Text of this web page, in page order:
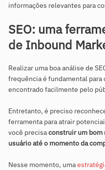
informações relevantes para
SEO: uma
de Inbound
Realizar uma boa análise de
frequência é fundamental para
encontrado facilmente pelo
Entretanto, é preciso
ferramenta para atrair
você precisaconstruir um
usuário até o momento da
Nesse momento, uma